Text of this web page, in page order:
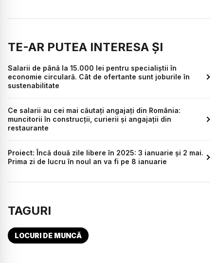
TE-AR PUTEA INTERESA ȘI
Salarii de până la 15.000 lei pentru specialiștii în
economie circulară. Cât de ofertante sunt joburile în
sustenabilitate
Ce salarii au cei mai căutați angajați din România:
muncitorii în construcții, curierii și angajații din
restaurante
Proiect: Încă două zile libere în 2025: 3 ianuarie și 2 mai.
Prima zi de lucru în noul an va fi pe 8 ianuarie
TAGURI
LOCURI DE MUNCĂ